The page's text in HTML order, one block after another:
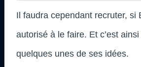
Il faudra cependant recruter, si
autorisé à le faire. Et c’est ainsi
quelques unes de ses idées.